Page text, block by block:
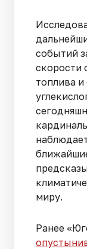
событий
скорости
топлива
миру.
Ранее